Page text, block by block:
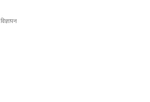
विज्ञापन